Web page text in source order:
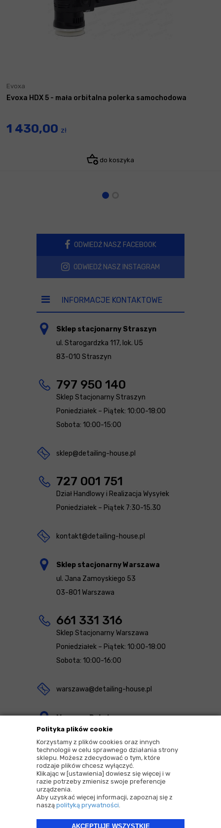
Polityka plików cookie
Korzystamy z plików cookies oraz innych
technologii w celu sprawnego działania strony
sklepu. Możesz zdecydować o tym, które
rodzaje plików chcesz wyłączyć.
Klikając w [ustawienia] dowiesz się więcej i w
razie potrzeby zmienisz swoje preferencje
urządzenia.
Aby uzyskać więcej informacji, zapoznaj się z
naszą polityką prywatności.
AKCEPTUJĘ WSZYSTKIE
Evoxa
Evoxa HDX 5 - mała orbitalna polerka samochodowa
1 430,00 zł
do koszyka
ODWIEDŹ NASZ FACEBOOK
ODWIEDŹ NASZ INSTAGRAM
INFORMACJE KONTAKTOWE
Sklep stacjonarny Straszyn
ul. Starogardzka 117, lok. U5
83-010 Straszyn
797 950 140
Sklep Stacjonarny Straszyn
Poniedziałek – Piątek: 10:00-18:00
Sobota: 10:00-15:00
sklep@detailing-house.pl
727 001 751
Dział Handlowy i Realizacja Wysyłek
Poniedziałek – Piątek 7:30-15.30
kontakt@detailing-house.pl
Sklep stacjonarny Warszawa
ul. Jana Zamoyskiego 53
03-801 Warszawa
661 331 316
Sklep Stacjonarny Warszawa
Poniedziałek – Piątek: 10:00-18:00
Sobota: 10:00-16:00
warszawa@detailing-house.pl
Magazyn Rekcin
Nomos Sp. z o.o. sp.k.
ul. Agrestowa 1
83-010 Rekcin
2026 © Copyrights by |Detailing House